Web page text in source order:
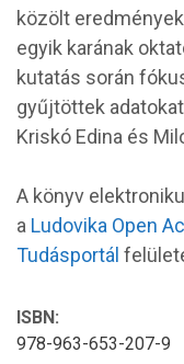
közölt
egyik karának
kutatás során
gyűjtöttek
Kriskó Edina és
A könyv
a Ludovika Open
Tudásportál
ISBN:
978-963-653-207-9